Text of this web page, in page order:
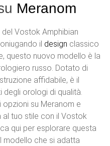
Meranom
Vostok Amphibian
il design classico
questo nuovo modello è la
russo. Dotato di
affidabile, è il
degli orologi di qualità.
opzioni su Meranom e
al tuo stile con il Vostok
qui per esplorare questa
modello che si adatta